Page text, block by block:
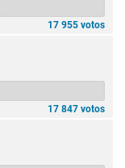
17 955 votos
17 847 votos